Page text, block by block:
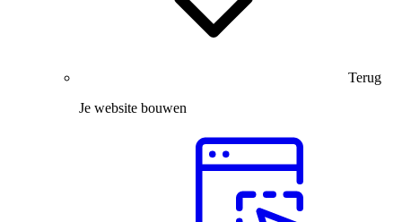
Terug
Je website bouwen